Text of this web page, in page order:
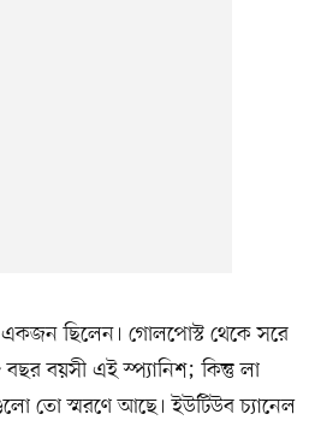
একজন ছিলেন। গোলপোস্ট থেকে সরে
বয়সী এই স্প্যানিশ; কিন্তু লা
তো স্মরণে আছে। ইউটিউব চ্যানেল